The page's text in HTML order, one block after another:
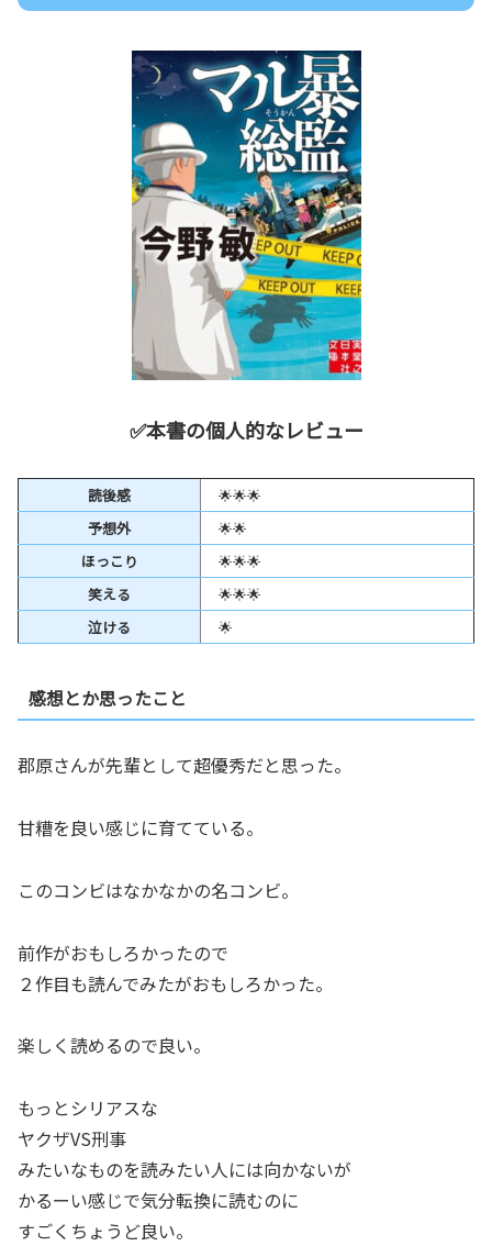
✅本書の個人的なレビュー
読後感
🌟🌟🌟
予想外
🌟🌟
ほっこり
🌟🌟🌟
笑える
🌟🌟🌟
泣ける
🌟
感想とか思ったこと
郡原さんが先輩として超優秀だと思った。
甘糟を良い感じに育てている。
このコンビはなかなかの名コンビ。
前作がおもしろかったので
２作目も読んでみたがおもしろかった。
楽しく読めるので良い。
もっとシリアスな
ヤクザVS刑事
みたいなものを読みたい人には向かないが
かるーい感じで気分転換に読むのに
すごくちょうど良い。